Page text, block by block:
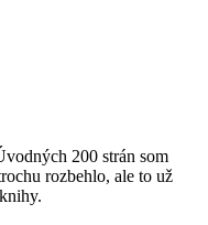
200 strán som
rozbehlo, ale to už